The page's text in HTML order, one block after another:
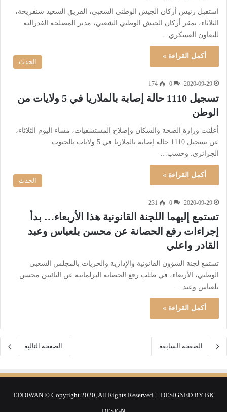
استقبل رئيس أركان الجيش الوطني الشعبي، الفريق السعيد شنڤريحة،
الثلاثاء، بمقر أركان الجيش الوطني الشعبي، مدير المصلحة الفدرالية
للتعاون العسكري…
أكمل القراءة »
الحدث
2020-09-29
0
174
تسجيل 1110 حالة إصابة بالملاريا في 5 ولايات من
الوطن
أعلنت وزارة الصحة والسكان وإصلاح المستشفيات، مساء اليوم الثلاثاء،
عن تسجيل 1110 حالة إصابة بالملاريا في 5 ولايات بالجنوب
الجزائري. وحسب…
أكمل القراءة »
الحدث
2020-09-29
0
231
تستمع إليهما اللجنة القانونية هذا الأربعاء… بدأ
إجراءات رفع الحصانة عن محسن بلعباس وعبد
القادر واعلي
تستمع لجنة الشؤون القانونية والإدارية والحريات بالمجلس الشعبي
الوطني، الأربعاء، في طلب رفع الحصانة البرلمانية عن النائبين محسن
بلعباس وعبد…
أكمل القراءة »
الصفحة السابقة الصفحة التالية
EDDIWAN © Copyright 2020, All Rights Reserved | DESIGNED BY BK